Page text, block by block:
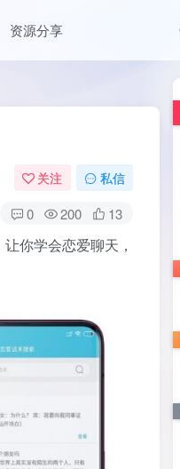
资源分享
关注 私信
0 200 13
你学会恋爱聊天，